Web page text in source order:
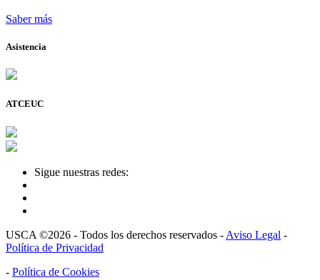
Saber más
Asistencia
ATCEUC
Sigue nuestras redes:
USCA ©2026 - Todos los derechos reservados - Aviso Legal -
Política de Privacidad
- Política de Cookies